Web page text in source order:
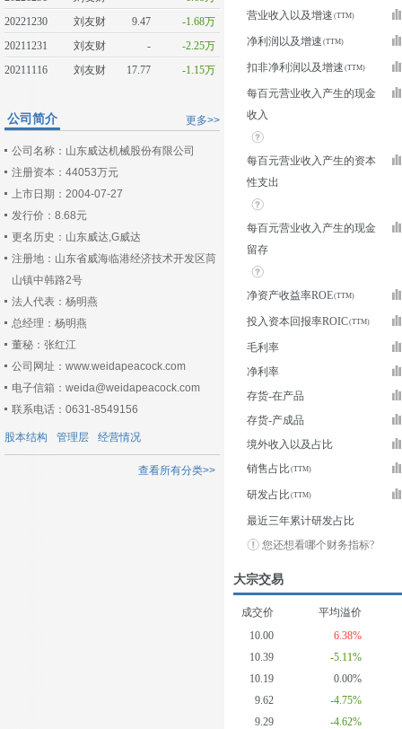
20221230
刘友财 9.47
-1.68万
20211231
刘友财 -
-2.25万
20211116
刘友财 17.77 -1.15万
更多>>
公司简介
公司名称：山东威达机械股份有限公司
注册资本：44053万元
上市日期：2004-07-27
发行价：8.68元
更名历史：山东威达,G威达
注册地：山东省威海临港经济技术开发区苘
山镇中韩路2号
法人代表：杨明燕
总经理：杨明燕
董秘：张红江
公司网址：www.weidapeacock.com
电子信箱：weida@weidapeacock.com
联系电话：0631-8549156
股本结构 管理层 经营情况
查看所有分类>>
营业收入以及增速
净利润以及增速
扣非净利润以及增速
每百元营业收入产生的现金
收入
每百元营业收入产生的资本
性支出
每百元营业收入产生的现金
留存
净资产收益率ROE
投入资本回报率ROIC
毛利率
净利率
存货-在产品
存货-产成品
境外收入以及占比
销售占比
研发占比
最近三年累计研发占比
您还想看哪个财务指标?
大宗交易
成交价
平均溢价
10.00
6.38%
10.39
-5.11%
10.19
0.00%
9.62
-4.75%
9.29
-4.62%